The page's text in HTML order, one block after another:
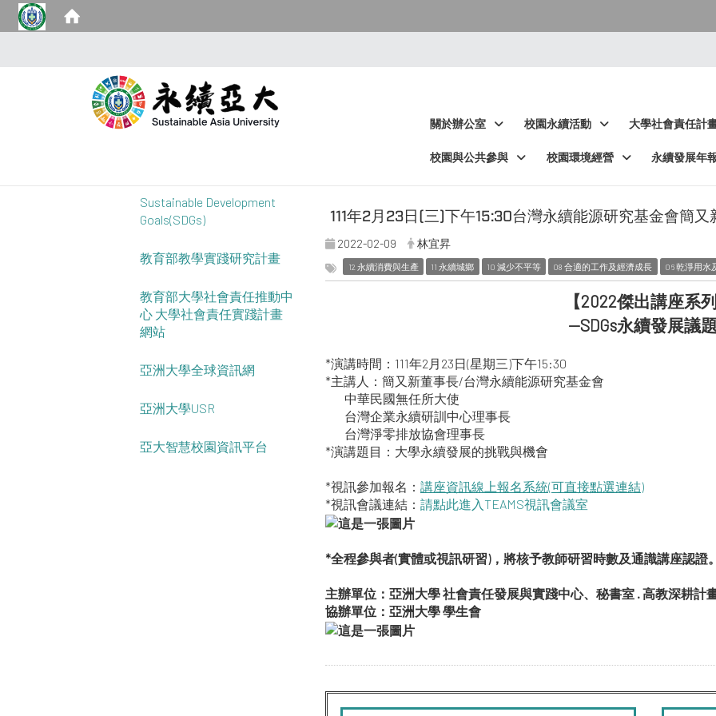
關於辦公室 校園永續活動 大學社會責任計
校園與公共參與 校園環境經營 永續發展年
Sustainable Development
Goals(SDGs)
教育部教學實踐研究計畫
教育部大學社會責任推動中
心 大學社會責任實踐計畫
網站
亞洲大學全球資訊網
亞洲大學USR
亞大智慧校園資訊平台
111年2月23日(三)下午15:30台灣永續能源研究基金會簡
2022-02-09 林宜昇
12 永續消費與生產 11 永續城鄉 10 減少不平等 08 合適的工作及經濟成長 06 乾淨用水
【2022傑出講座系
--SDGs永續發展議
*演講時間：111年2月23日(星期三)下午15:30
*主講人：簡又新董事長/台灣永續能源研究基金會
中華民國無任所大使
台灣企業永續研訓中心理事長
台灣淨零排放協會理事長​
*演講題目：大學永續發展的挑戰與機會
*視訊參加報名： 講座資訊線上報名系統(可直接點選連結)
*視訊會議連結： 請點此進入TEAMS視訊會議室
*全程參與者(實體或視訊研習)，將核予教師研習時數及通識講座認證
主辦單位：亞洲大學 社會責任發展與實踐中心、秘書室 . 高教深耕計
協辦單位：亞洲大學 學生會